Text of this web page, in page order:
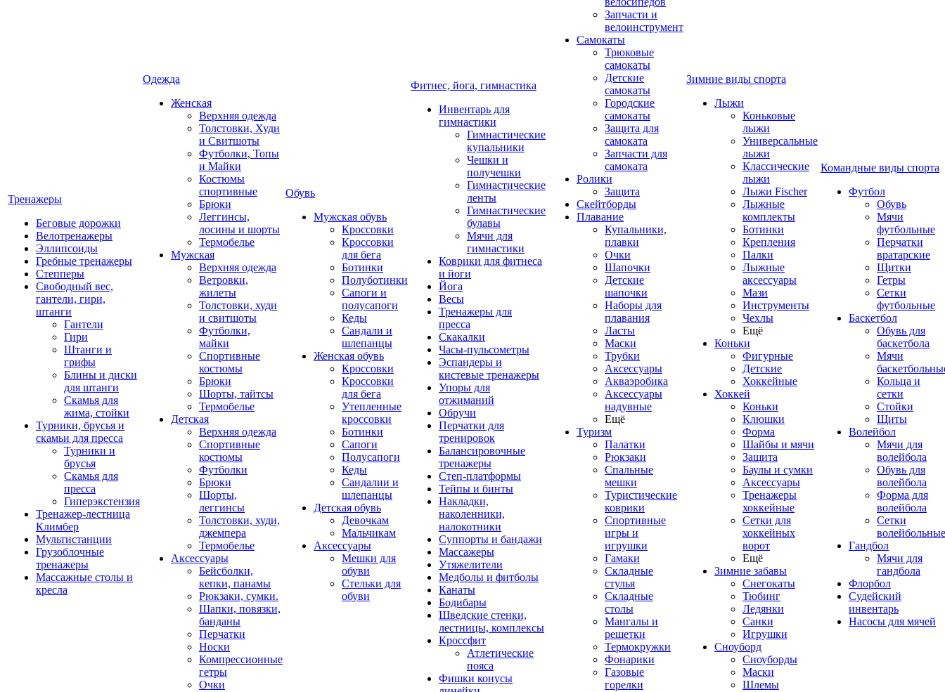
Тренажеры
Беговые дорожки
Велотренажеры
Эллипсоиды
Гребные тренажеры
Степперы
Свободный вес,
гантели, гири,
штанги
Гантели
Гири
Штанги и
грифы
Блины и диски
для штанги
Скамья для
жима, стойки
Турники, брусья и
скамьи для пресса
Турники и
брусья
Скамья для
пресса
Гиперэкстензия
Тренажер-лестница
Климбер
Мультистанции
Грузоблочные
тренажеры
Массажные столы и
кресла
Одежда
Женская
Верхняя одежда
Толстовки, Худи
и Свитшоты
Футболки, Топы
и Майки
Костюмы
спортивные
Брюки
Леггинсы,
лосины и шорты
Термобелье
Мужская
Верхняя одежда
Ветровки,
жилеты
Толстовки, худи
и свитшоты
Футболки,
майки
Спортивные
костюмы
Брюки
Шорты, тайтсы
Термобелье
Детская
Верхняя одежда
Спортивные
костюмы
Футболки
Брюки
Шорты,
леггинсы
Толстовки, худи,
джемпера
Термобелье
Аксессуары
Бейсболки,
кепки, панамы
Рюкзаки, сумки.
Шапки, повязки,
банданы
Перчатки
Носки
Компрессионные
гетры
Очки
Обувь
Мужская обувь
Кроссовки
Кроссовки
для бега
Ботинки
Полуботинки
Сапоги и
полусапоги
Кеды
Сандали и
шлепанцы
Женская обувь
Кроссовки
Кроссовки
для бега
Утепленные
кроссовки
Ботинки
Сапоги
Полусапоги
Кеды
Сандалии и
шлепанцы
Детская обувь
Девочкам
Мальчикам
Аксессуары
Мешки для
обуви
Стельки для
обуви
Фитнес, йога, гимнастика
Инвентарь для
гимнастики
Гимнастические
купальники
Чешки и
получешки
Гимнастические
ленты
Гимнастические
булавы
Мячи для
гимнастики
Коврики для фитнеса
и йоги
Йога
Весы
Тренажеры для
пресса
Скакалки
Часы-пульсометры
Эспандеры и
кистевые тренажеры
Упоры для
отжиманий
Обручи
Перчатки для
тренировок
Балансировочные
тренажеры
Степ-платформы
Тейпы и бинты
Накладки,
наколенники,
налокотники
Суппорты и бандажи
Массажеры
Утяжелители
Медболы и фитболы
Канаты
Бодибары
Шведские стенки,
лестницы, комплексы
Кроссфит
Атлетические
пояса
Фишки конусы
Запчасти и
велоинструмент
Самокаты
Трюковые
самокаты
Детские
самокаты
Городские
самокаты
Защита для
самоката
Запчасти для
самоката
Ролики
Защита
Скейтборды
Плавание
Купальники,
плавки
Очки
Шапочки
Детские
шапочки
Наборы для
плавания
Ласты
Маски
Трубки
Аксессуары
Акваэробика
Аксессуары
надувные
Ещё
Туризм
Палатки
Рюкзаки
Спальные
мешки
Туристические
коврики
Спортивные
игры и
игрушки
Гамаки
Складные
стулья
Складные
столы
Мангалы и
решетки
Термокружки
Фонарики
Газовые
горелки
Зимние виды спорта
Лыжи
Коньковые
лыжи
Универсальные
лыжи
Классические
лыжи
Лыжи Fischer
Лыжные
комплекты
Ботинки
Крепления
Палки
Лыжные
аксессуары
Мази
Инструменты
Чехлы
Ещё
Коньки
Фигурные
Детские
Хоккейные
Хоккей
Коньки
Клюшки
Форма
Шайбы и мячи
Защита
Баулы и сумки
Аксессуары
Тренажеры
хоккейные
Сетки для
хоккейных
ворот
Ещё
Зимние забавы
Снегокаты
Тюбинг
Ледянки
Санки
Игрушки
Сноуборд
Сноуборды
Маски
Шлемы
Командные виды спорта
Футбол
Обувь
Мячи
футбольные
Перчатки
вратарские
Щитки
Гетры
Сетки
футбольные
Баскетбол
Обувь для
баскетбола
Мячи
Кольца и
сетки
Стойки
Щиты
Волейбол
Мячи для
волейбола
Обувь для
волейбола
Форма для
волейбола
Сетки
волейбольные
Гандбол
Мячи для
гандбола
Флорбол
Судейский
инвентарь
Насосы для мячей